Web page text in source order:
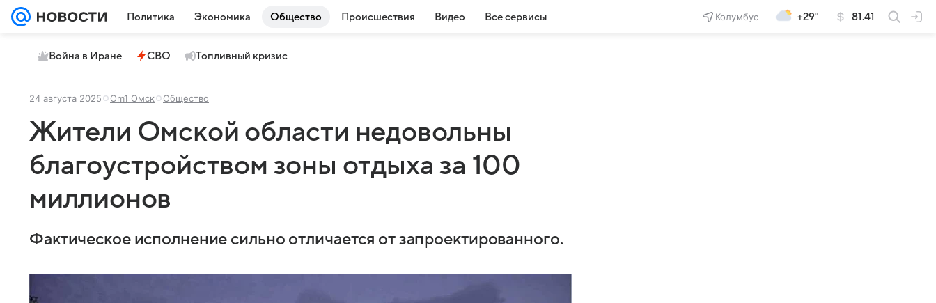
Политика Экономика Общество Происшествия Видео Все сервисы Колумбус +29° 81.41
Война в Иране СВО Топливный кризис
24 августа 2025 Om1 Омск Общество
Жители Омской области недовольны
благоустройством зоны отдыха за 100
миллионов
Фактическое исполнение сильно отличается от запроектированного.